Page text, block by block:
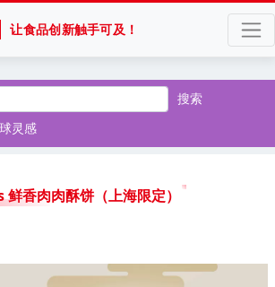
让食品创新触手可及！
搜索
灵感
鲜香肉肉酥饼（上海限定）